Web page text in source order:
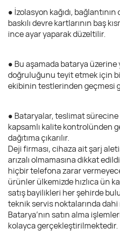
● İzolasyon kağıdı,
baskılı devre kartlarının baş
ince ayar yaparak düzeltilir.
● Bu aşamada batarya üzerine
doğruluğunu teyit etmek için
ekibinin testlerinden geçmesi
● Bataryalar, teslimat
kapsamlı kalite kontrolünden
dağıtıma çıkarılır.
Deji firması, cihaza ait şarj
arızalı olmamasına dikkat
hiçbir telefona zarar
ürünler ülkemizde hızlıca ün
satış bayilikleri her şehirde
teknik servis noktalarında
Batarya’nın satın alma
kolayca gerçekleştirilmektedir.